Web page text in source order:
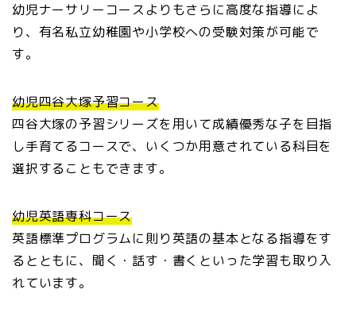
幼児ナーサリーコースよりもさらに高度な指導によ
り、有名私立幼稚園や小学校への受験対策が可能で
す。
幼児四谷大塚予習コース
四谷大塚の予習シリーズを用いて成績優秀な子を目指
し手育てるコースで、いくつか用意されている科目を
選択することもできます。
幼児英語専科コース
英語標準プログラムに則り英語の基本となる指導をす
るとともに、聞く・話す・書くといった学習も取り入
れています。